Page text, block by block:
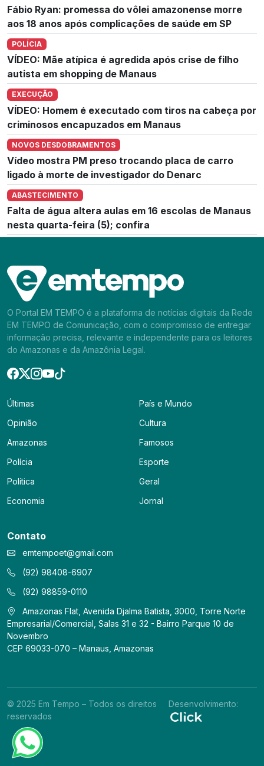
Fábio Ryan: promessa do vôlei amazonense morre
aos 18 anos após complicações de saúde em SP
POLÍCIA
VÍDEO: Mãe atípica é agredida após crise de filho
autista em shopping de Manaus
EXECUÇÃO
VÍDEO: Homem é executado com tiros na cabeça por
criminosos encapuzados em Manaus
NOVOS DESDOBRAMENTOS
Vídeo mostra PM preso trocando placa de carro
ligado à morte de investigador do Denarc
ABASTECIMENTO
Falta de água altera aulas em 16 escolas de Manaus
nesta quarta-feira (5); confira
O Portal EM TEMPO é a plataforma de notícias digitais da Rede
EM TEMPO de Comunicação, com o compromisso de entregar
informação precisa, relevante e independente para os leitores
do Amazonas e da Amazônia Legal.
Últimas
Opinião
Amazonas
Polícia
Política
Economia
País e Mundo
Cultura
Famosos
Esporte
Geral
Jornal
Contato
emtempoet@gmail.com
(92) 98408-6907
(92) 98859-0110
Amazonas Flat, Avenida Djalma Batista, 3000, Torre Norte
Empresarial/Comercial, Salas 31 e 32 - Bairro Parque 10 de
Novembro
CEP 69033-070 – Manaus, Amazonas
© 2025 Em Tempo – Todos os direitos
reservados
Desenvolvimento: